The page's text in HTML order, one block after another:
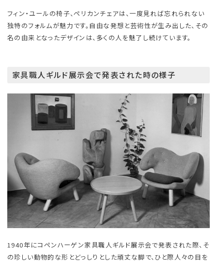
フィン・ユールの椅子、ペリカンチェアは、一度見れば忘れられない
独特のフォルムが魅力です。自由な発想と芸術性が生み出した、その
名の由来となったデザインは、多くの人を魅了し続けています。
家具職人ギルド展示会で発表された時の様子
1940年にコペンハーゲン家具職人ギルド展示会で発表された際、そ
の珍しい動物的な形とどっしりとした頑丈な脚で、ひと際人々の目を